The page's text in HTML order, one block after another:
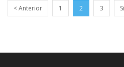
< Anterior 1 2 3